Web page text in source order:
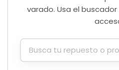
varado. Usa el